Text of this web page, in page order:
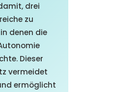
drei
zu
denen die
Dieser
vermeidet
ermöglicht